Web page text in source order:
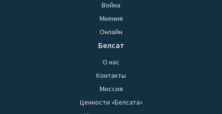
Война
Мнения
Онлайн
Белсат
О нас
Контакты
Миссия
Ценности «Белсата»